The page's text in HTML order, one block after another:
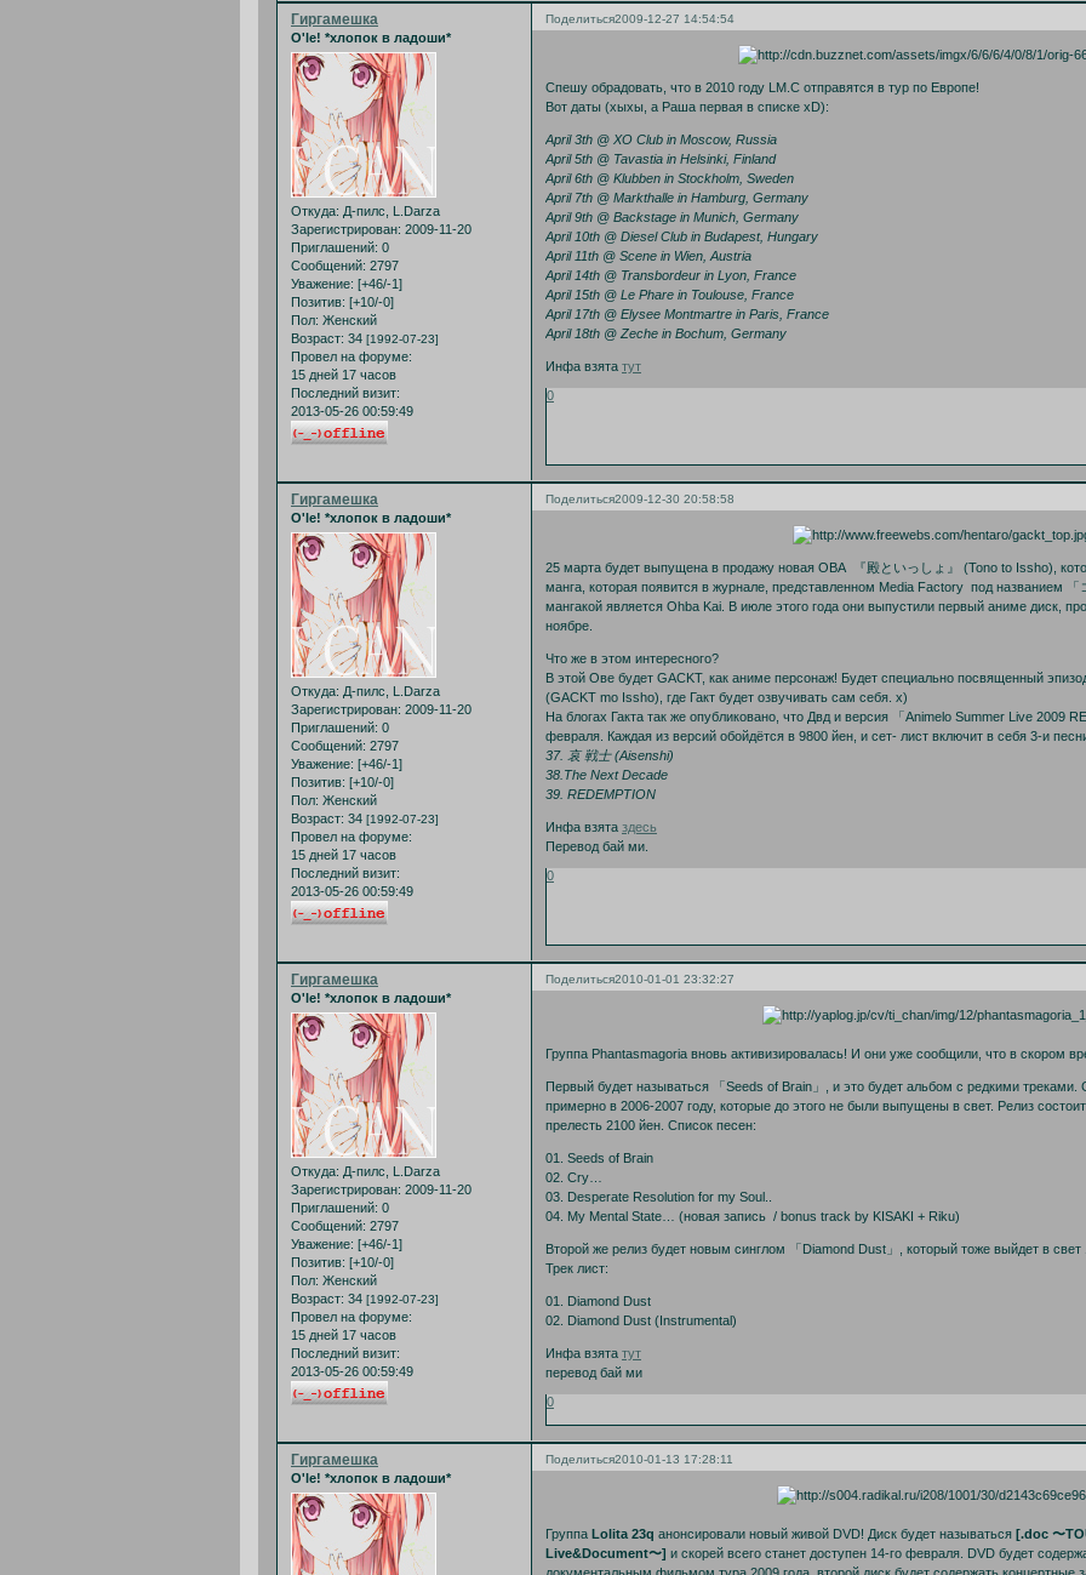
Поделиться2009-12-27 14:54:54
Гиргамешка
O'le! *хлопок в ладоши*
Откуда: Д-пилс, L.Darza
Зарегистрирован: 2009-11-20
Приглашений: 0
Сообщений: 2797
Уважение: [+46/-1]
Позитив: [+10/-0]
Пол: Женский
Возраст: 34 [1992-07-23]
Провел на форуме:
15 дней 17 часов
Последний визит:
2013-05-26 00:59:49
Спешу обрадовать, что в 2010 году LM.C отправятся в тур по Европе!
Вот даты (хыхы, а Раша первая в списке xD):
April 3th @ XO Club in Moscow, Russia
April 5th @ Tavastia in Helsinki, Finland
April 6th @ Klubben in Stockholm, Sweden
April 7th @ Markthalle in Hamburg, Germany
April 9th @ Backstage in Munich, Germany
April 10th @ Diesel Club in Budapest, Hungary
April 11th @ Scene in Wien, Austria
April 14th @ Transbordeur in Lyon, France
April 15th @ Le Phare in Toulouse, France
April 17th @ Elysee Montmartre in Paris, France
April 18th @ Zeche in Bochum, Germany
Инфа взята тут
0
Поделиться2009-12-30 20:58:58
Гиргамешка
O'le! *хлопок в ладоши*
Откуда: Д-пилс, L.Darza
Зарегистрирован: 2009-11-20
Приглашений: 0
Сообщений: 2797
Уважение: [+46/-1]
Позитив: [+10/-0]
Пол: Женский
Возраст: 34 [1992-07-23]
Провел на форуме:
15 дней 17 часов
Последний визит:
2013-05-26 00:59:49
25 марта будет выпущена в продажу новая ОВА 『殿といっしょ』 (Tono to Issho),
манга, которая появится в журнале, представленном Media Factory под названием
мангакой является Ohba Kai. В июле этого года они выпустили первый аниме диск,
ноябре.
Что же в этом интересного?
В этой Ове будет GACKT, как аниме персонаж! Будет специально посвященный
(GACKT mo Issho), где Гакт будет озвучивать сам себя. х)
На блогах Гакта так же опубликовано, что Двд и версия 「Animelo Summer Live 2009
февраля. Каждая из версий обойдётся в 9800 йен, и сет- лист включит в себя 3-и
37. 哀 戦士 (Aisenshi)
38.The Next Decade
39. REDEMPTION
Инфа взята здесь
Перевод бай ми.
0
Поделиться2010-01-01 23:32:27
Гиргамешка
O'le! *хлопок в ладоши*
Откуда: Д-пилс, L.Darza
Зарегистрирован: 2009-11-20
Приглашений: 0
Сообщений: 2797
Уважение: [+46/-1]
Позитив: [+10/-0]
Пол: Женский
Возраст: 34 [1992-07-23]
Провел на форуме:
15 дней 17 часов
Последний визит:
2013-05-26 00:59:49
Группа Phantasmagoria вновь активизировалась! И они уже сообщили, что в скором
Первый будет называться 「Seeds of Brain」, и это будет альбом с редкими треками.
примерно в 2006-2007 году, которые до этого не были выпущены в свет. Релиз
прелесть 2100 йен. Список песен:
01. Seeds of Brain
02. Cry…
03. Desperate Resolution for my Soul..
04. My Mental State… (новая запись / bonus track by KISAKI + Riku)
Второй же релиз будет новым синглом 「Diamond Dust」, который тоже выйдет в свет
Трек лист:
01. Diamond Dust
02. Diamond Dust (Instrumental)
Инфа взята тут
перевод бай ми
0
Поделиться2010-01-13 17:28:11
Гиргамешка
O'le! *хлопок в ладоши*
Группа Lolita 23q анонсировали новый живой DVD! Диск будет называться [.doc 〜
Live&Document〜] и скорей всего станет доступен 14-го февраля. DVD будет